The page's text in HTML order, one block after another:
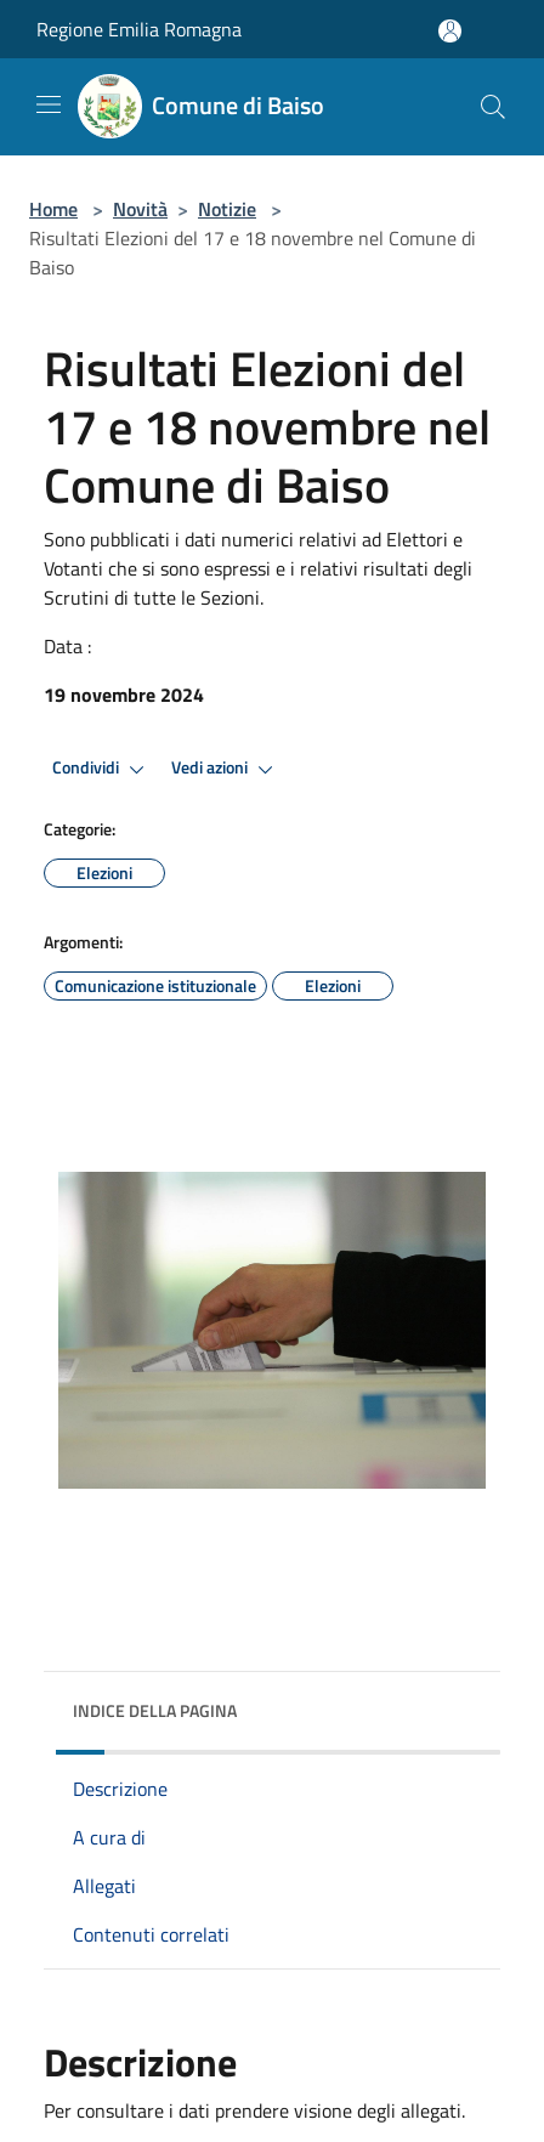
Regione Emilia Romagna
Comune di Baiso
Home > Novità > Notizie >
Risultati Elezioni del 17 e 18 novembre nel Comune di
Baiso
Risultati Elezioni del
17 e 18 novembre nel
Comune di Baiso
Sono pubblicati i dati numerici relativi ad Elettori e
Votanti che si sono espressi e i relativi risultati degli
Scrutini di tutte le Sezioni.
Data :
19 novembre 2024
Condividi Vedi azioni
Categorie:
Elezioni
Argomenti:
Comunicazione istituzionale
Elezioni
INDICE DELLA PAGINA
Descrizione
A cura di
Allegati
Contenuti correlati
Descrizione
Per consultare i dati prendere visione degli allegati.